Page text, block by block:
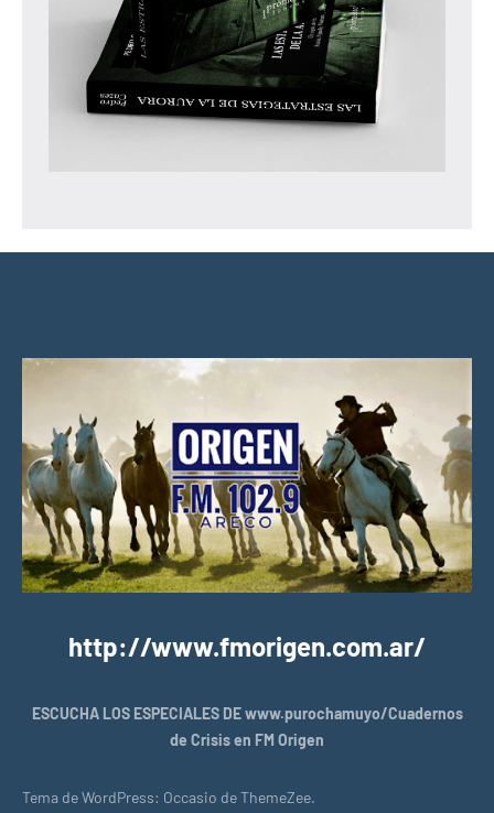
http://www.fmorigen.com.ar/
ESCUCHA LOS ESPECIALES DE www.purochamuyo/Cuadernos
de Crisis en FM Origen
Tema de WordPress: Occasio de ThemeZee.